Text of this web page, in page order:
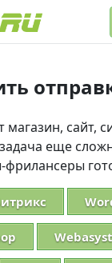
магазин, сайт,
задача еще
фрилансеры
Webasyst